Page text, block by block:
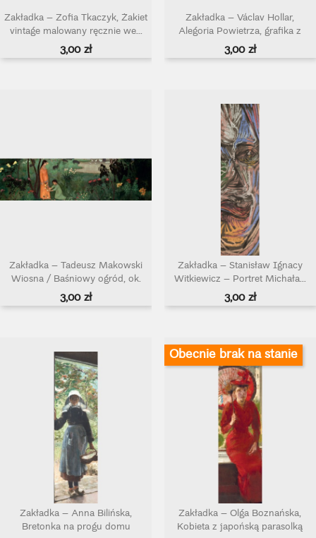
Zakładka – Zofia Tkaczyk, Żakiet
vintage malowany ręcznie we...
Cena
3,00 zł
Zakładka – Václav Hollar,
Alegoria Powietrza, grafika z
cyklu...
Cena
3,00 zł
Zakładka – Tadeusz Makowski
Wiosna / Baśniowy ogród, ok.
1908...
Cena
3,00 zł
Zakładka – Stanisław Ignacy
Witkiewicz – Portret Michała...
Cena
3,00 zł
Zakładka – Anna Bilińska,
Bretonka na progu domu
Zakładka – Olga Boznańska,
Kobieta z japońską parasolką
Obecnie brak na stanie